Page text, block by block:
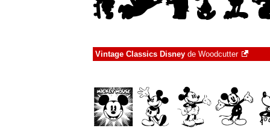
Vintage Classics Disney de Woodcutter